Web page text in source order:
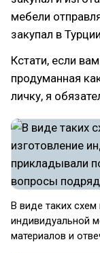
мебели
закупал в
Кстати, если
продуманная
личку, я
В виде таких
индивидуальной
материалов и